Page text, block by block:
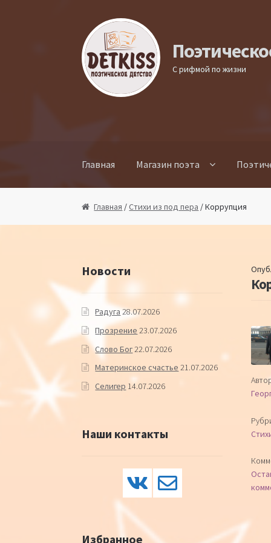
С рифмой по жизни
Главная Магазин поэта
Главная /Стихи из под пера / Коррупция
Новости
Радуга 28.07.2026
Прозрение 23.07.2026
Слово Бог22.07.2026
Материнское счастье 21.07.2026
Селигер 14.07.2026
Наши контакты
Избранное